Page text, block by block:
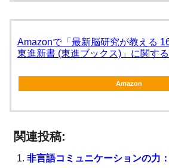
Amazonで「最新脳研究が教える
東進新書 (東進ブックス)」に関す
Amazon
関連投稿:
非言語コミュニケーションの力